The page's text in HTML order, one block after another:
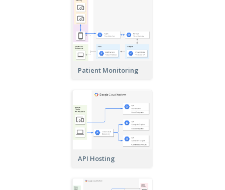
Patient Monitoring
API Hosting